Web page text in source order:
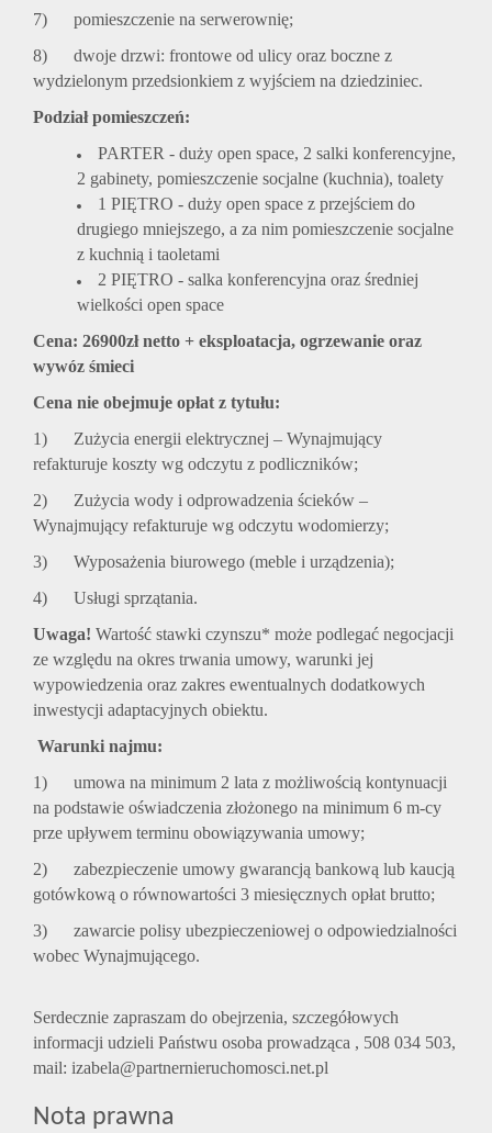
7) pomieszczenie na serwerownię;
8) dwoje drzwi: frontowe od ulicy oraz boczne z
wydzielonym przedsionkiem z wyjściem na dziedziniec.
Podział pomieszczeń:
PARTER - duży open space, 2 salki konferencyjne,
2 gabinety, pomieszczenie socjalne (kuchnia), toalety
1 PIĘTRO - duży open space z przejściem do
drugiego mniejszego, a za nim pomieszczenie socjalne
z kuchnią i taoletami
2 PIĘTRO - salka konferencyjna oraz średniej
wielkości open space
Cena: 26900zł netto + eksploatacja, ogrzewanie oraz
wywóz śmieci
Cena nie obejmuje opłat z tytułu:
1) Zużycia energii elektrycznej – Wynajmujący
refakturuje koszty wg odczytu z podliczników;
2) Zużycia wody i odprowadzenia ścieków –
Wynajmujący refakturuje wg odczytu wodomierzy;
3) Wyposażenia biurowego (meble i urządzenia);
4) Usługi sprzątania.
Uwaga! Wartość stawki czynszu* może podlegać negocjacji
ze względu na okres trwania umowy, warunki jej
wypowiedzenia oraz zakres ewentualnych dodatkowych
inwestycji adaptacyjnych obiektu.
Warunki najmu:
1) umowa na minimum 2 lata z możliwością kontynuacji
na podstawie oświadczenia złożonego na minimum 6 m-cy
prze upływem terminu obowiązywania umowy;
2) zabezpieczenie umowy gwarancją bankową lub kaucją
gotówkową o równowartości 3 miesięcznych opłat brutto;
3) zawarcie polisy ubezpieczeniowej o odpowiedzialności
wobec Wynajmującego.
Serdecznie zapraszam do obejrzenia, szczegółowych
informacji udzieli Państwu osoba prowadząca , 508 034 503,
mail: izabela@partnernieruchomosci.net.pl
Nota prawna